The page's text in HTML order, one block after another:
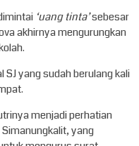
‘uang tinta’sebesar
akhirnya mengurungkan
yang sudah berulang kali
menjadi perhatian
yang